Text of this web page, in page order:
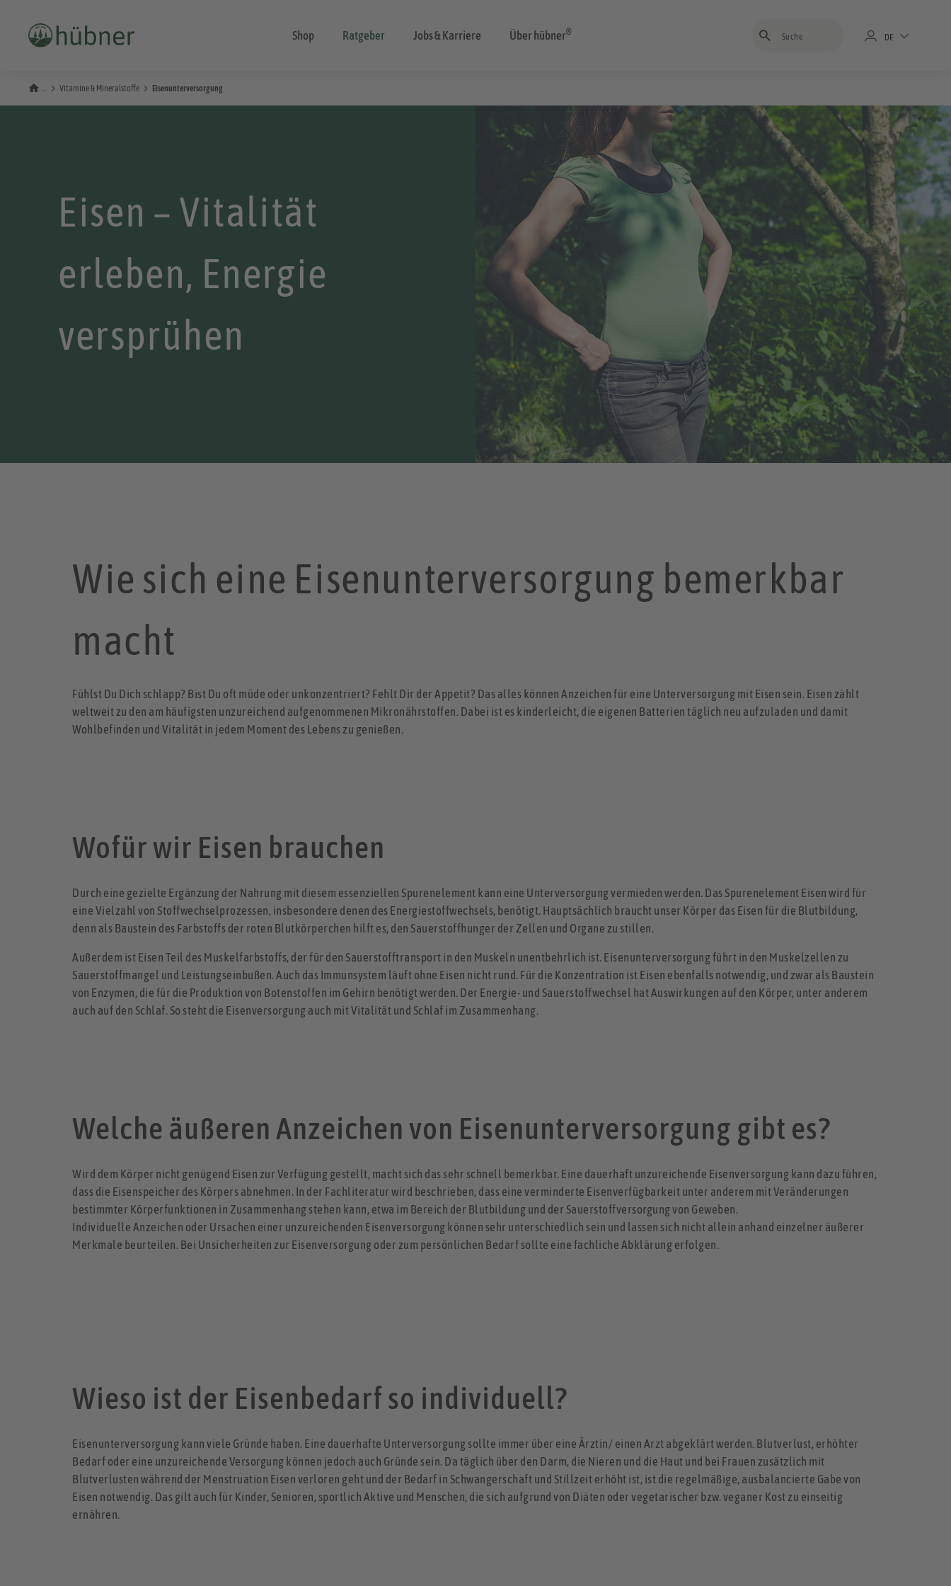
Shop Ratgeber Jobs & Karriere Über hübner®
DE
Vitamine & Mineralstoffe Eisenunterversorgung
Eisen – Vitalität
erleben, Energie
versprühen
Wie sich eine Eisenunterversorgung bemerkbar
macht
Fühlst Du Dich schlapp? Bist Du oft müde oder unkonzentriert? Fehlt Dir der Appetit? Das alles können Anzeichen für eine Unterversorgung mit Eisen sein. Eisen zählt
weltweit zu den am häufigsten unzureichend aufgenommenen Mikronährstoffen. Dabei ist es kinderleicht, die eigenen Batterien täglich neu aufzuladen und damit
Wohlbefinden und Vitalität in jedem Moment des Lebens zu genießen.
Wofür wir Eisen brauchen
Durch eine gezielte Ergänzung der Nahrung mit diesem essenziellen Spurenelement kann eine Unterversorgung vermieden werden. Das Spurenelement Eisen wird für
eine Vielzahl von Stoffwechselprozessen, insbesondere denen des Energiestoffwechsels, benötigt. Hauptsächlich braucht unser Körper das Eisen für die Blutbildung,
denn als Baustein des Farbstoffs der roten Blutkörperchen hilft es, den Sauerstoffhunger der Zellen und Organe zu stillen.
Außerdem ist Eisen Teil des Muskelfarbstoffs, der für den Sauerstofftransport in den Muskeln unentbehrlich ist. Eisenunterversorgung führt in den Muskelzellen zu
Sauerstoffmangel und Leistungseinbußen. Auch das Immunsystem läuft ohne Eisen nicht rund. Für die Konzentration ist Eisen ebenfalls notwendig, und zwar als Baustein
von Enzymen, die für die Produktion von Botenstoffen im Gehirn benötigt werden. Der Energie- und Sauerstoffwechsel hat Auswirkungen auf den Körper, unter anderem
auch auf den Schlaf. So steht die Eisenversorgung auch mit Vitalität und Schlaf im Zusammenhang.
Welche äußeren Anzeichen von Eisenunterversorgung gibt es?
Wird dem Körper nicht genügend Eisen zur Verfügung gestellt, macht sich das sehr schnell bemerkbar. Eine dauerhaft unzureichende Eisenversorgung kann dazu führen,
dass die Eisenspeicher des Körpers abnehmen. In der Fachliteratur wird beschrieben, dass eine verminderte Eisenverfügbarkeit unter anderem mit Veränderungen
bestimmter Körperfunktionen in Zusammenhang stehen kann, etwa im Bereich der Blutbildung und der Sauerstoffversorgung von Geweben.
Individuelle Anzeichen oder Ursachen einer unzureichenden Eisenversorgung können sehr unterschiedlich sein und lassen sich nicht allein anhand einzelner äußerer
Merkmale beurteilen. Bei Unsicherheiten zur Eisenversorgung oder zum persönlichen Bedarf sollte eine fachliche Abklärung erfolgen.
Wieso ist der Eisenbedarf so individuell?
Eisenunterversorgung kann viele Gründe haben. Eine dauerhafte Unterversorgung sollte immer über eine Ärztin/ einen Arzt abgeklärt werden. Blutverlust, erhöhter
Bedarf oder eine unzureichende Versorgung können jedoch auch Gründe sein. Da täglich über den Darm, die Nieren und die Haut und bei Frauen zusätzlich mit
Blutverlusten während der Menstruation Eisen verloren geht und der Bedarf in Schwangerschaft und Stillzeit erhöht ist, ist die regelmäßige, ausbalancierte Gabe von
Eisen notwendig. Das gilt auch für Kinder, Senioren, sportlich Aktive und Menschen, die sich aufgrund von Diäten oder vegetarischer bzw. veganer Kost zu einseitig
ernähren.